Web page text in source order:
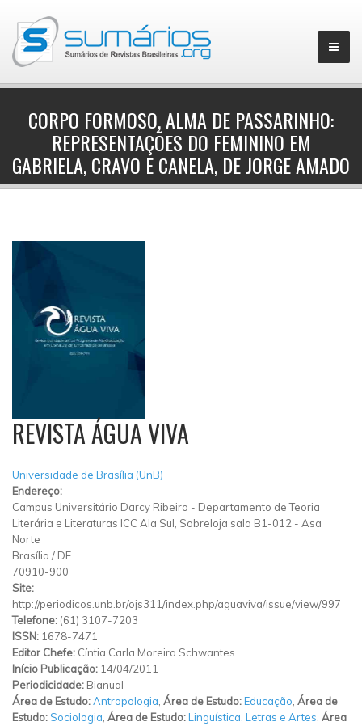
CORPO FORMOSO, ALMA DE PASSARINHO:
REPRESENTAÇÕES DO FEMININO EM
GABRIELA, CRAVO E CANELA, DE JORGE AMADO
REVISTA ÁGUA VIVA
Universidade de Brasília (UnB)
Endereço:
Campus Universitário Darcy Ribeiro - Departamento de Teoria
Literária e Literaturas ICC Ala Sul, Sobreloja sala B1-012 - Asa
Norte
Brasília / DF
70910-900
Site:
http://periodicos.unb.br/ojs311/index.php/aguaviva/issue/view/997
Telefone: (61) 3107-7203
ISSN: 1678-7471
Editor Chefe: Cíntia Carla Moreira Schwantes
Início Publicação: 14/04/2011
Periodicidade: Bianual
Área de Estudo:Antropologia Área de Estudo:Educação Área de
Estudo:Sociologia Área de Estudo:Linguística, Letras e Artes Área